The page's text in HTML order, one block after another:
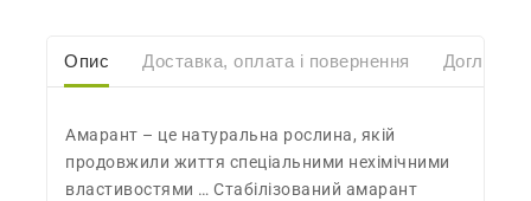
Опис Доставка, оплата і повернення Догляд
Амарант – це натуральна рослина, якій
продовжили життя спеціальними нехімічними
властивостями … Стабілізований амарант